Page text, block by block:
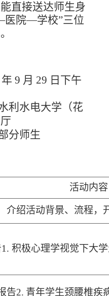
直接送达师生身
医院—学校”三位
9 月 29 日下午
利水电大学（花
分师生
活动内容
介绍活动背景、 流程，
1. 积极心理学视觉下大
告2. 青年学生颈腰椎疾